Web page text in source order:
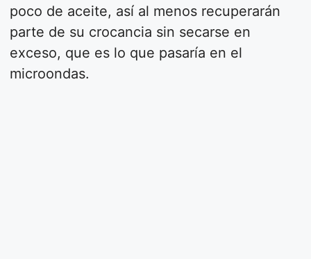
poco de aceite, así al menos recuperarán
parte de su crocancia sin secarse en
exceso, que es lo que pasaría en el
microondas.